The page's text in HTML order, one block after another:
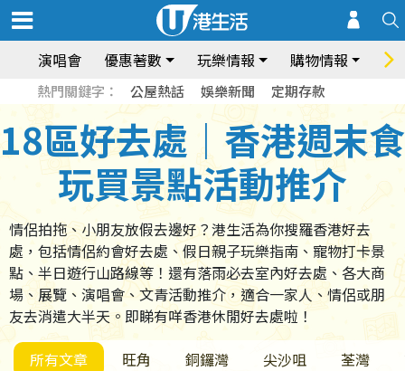
演唱會 優惠著數 玩樂情報 購物情報 飲
熱門關鍵字： 公屋熱話 娛樂新聞 定期存款
18區好去處｜香港週末食
玩買景點活動推介
情侶拍拖、小朋友放假去邊好？港生活為你搜羅香港好去
處，包括情侶約會好去處、假日親子玩樂指南、寵物打卡景
點、半日遊行山路線等！還有落雨必去室內好去處、各大商
場、展覽、演唱會、文青活動推介，適合一家人、情侶或朋
友去消遣大半天。即睇有咩香港休閒好去處啦！
所有文章
旺角 銅鑼灣 尖沙咀 荃灣